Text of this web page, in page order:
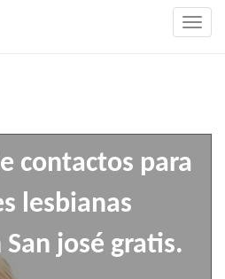
contactos para
lesbianas
josé gratis.